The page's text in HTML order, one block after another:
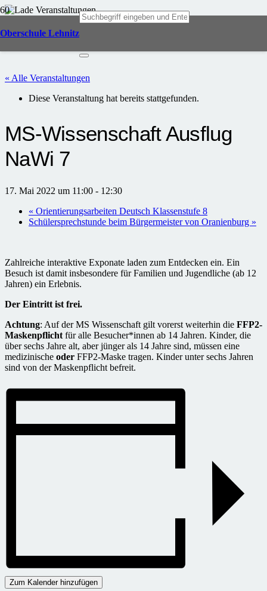
Oberschule Lehnitz
« Alle Veranstaltungen
Diese Veranstaltung hat bereits stattgefunden.
MS-Wissenschaft Ausflug
NaWi 7
17. Mai 2022 um 11:00 - 12:30
« Orientierungsarbeiten Deutsch Klassenstufe 8
Schülersprechstunde beim Bürgermeister von Oranienburg »
Zahlreiche interaktive Exponate laden zum Entdecken ein. Ein
Besuch ist damit insbesondere für Familien und Jugendliche (ab 12
Jahren) ein Erlebnis.
Der Eintritt ist frei.
Achtung: Auf der MS Wissenschaft gilt vorerst weiterhin die FFP2-
Maskenpflicht für alle Besucher*innen ab 14 Jahren. Kinder, die
über sechs Jahre alt, aber jünger als 14 Jahre sind, müssen eine
medizinische oder FFP2-Maske tragen. Kinder unter sechs Jahren
sind von der Maskenpflicht befreit.
Zum Kalender hinzufügen